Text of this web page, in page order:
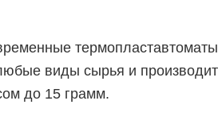
виды сырья и
до 15 грамм.